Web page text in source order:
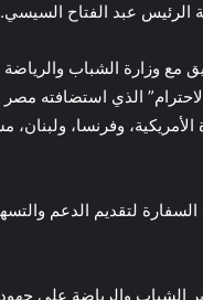
الرئيس عبد الفتاح السيسي.
وزارة الشباب والرياضة
الاحترام” الذي
وفرنسا،
لتقديم الدعم
الشباب والرياضة على